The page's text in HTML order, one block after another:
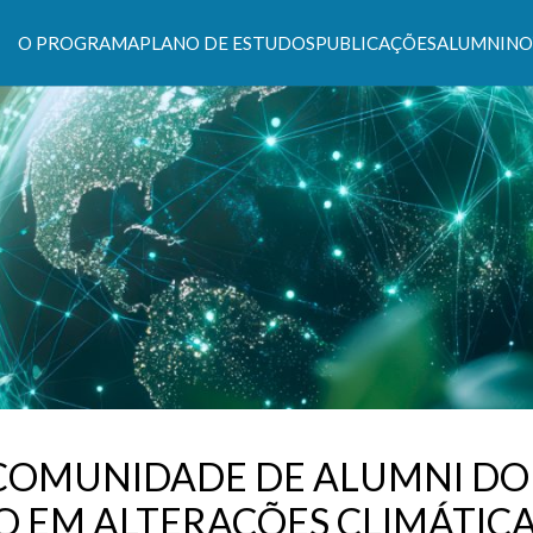
Climáticas e Políticas de Desenvolvimento
O PROGRAMAPLANO DE ESTUDOSPUBLICAÇÕESALUMNI
DE ALUMNI
ALTERAÇÕES